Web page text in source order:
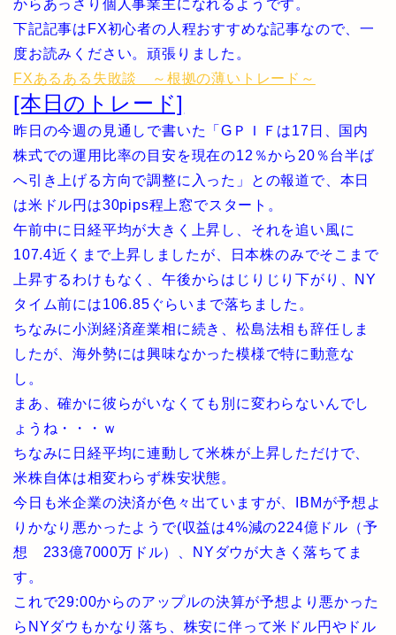
からあっさり個人事業主になれるようです。
下記記事はFX初心者の人程おすすめな記事なので、一
度お読みください。頑張りました。
FXあるある失敗談 ～根拠の薄いトレード～
[本日のトレード]
昨日の今週の見通しで書いた「GＰＩＦは17日、国内
株式での運用比率の目安を現在の12％から20％台半ば
へ引き上げる方向で調整に入った」との報道で、本日
は米ドル円は30pips程上窓でスタート。
午前中に日経平均が大きく上昇し、それを追い風に
107.4近くまで上昇しましたが、日本株のみでそこまで
上昇するわけもなく、午後からはじりじり下がり、NY
タイム前には106.85ぐらいまで落ちました。
ちなみに小渕経済産業相に続き、松島法相も辞任しま
したが、海外勢には興味なかった模様で特に動意な
し。
まあ、確かに彼らがいなくても別に変わらないんでし
ょうね・・・ｗ
ちなみに日経平均に連動して米株が上昇しただけで、
米株自体は相変わらず株安状態。
今日も米企業の決済が色々出ていますが、IBMが予想よ
りかなり悪かったようで(収益は4%減の224億ドル（予
想 233億7000万ドル）、NYダウが大きく落ちてま
す。
これで29:00からのアップルの決算が予想より悪かった
らNYダウもかなり落ち、株安に伴って米ドル円やドル